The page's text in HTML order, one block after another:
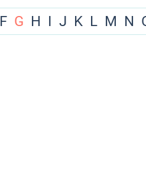
F G H I J K L M N